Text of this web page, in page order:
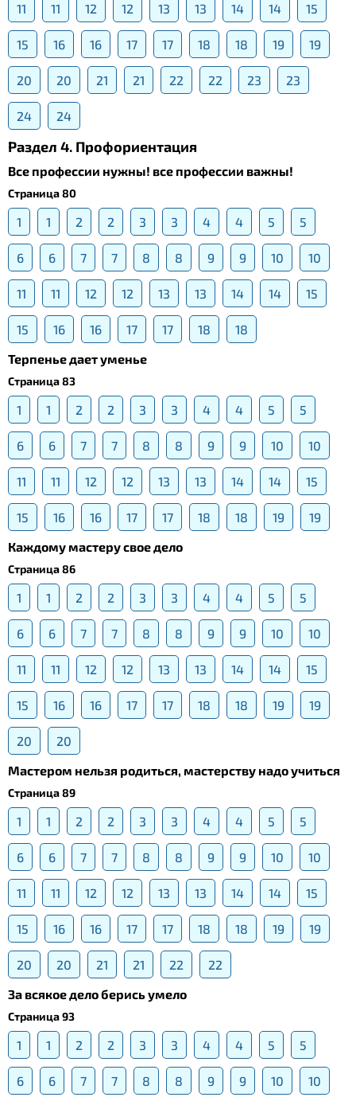
11 11 12 12 13 13 14 14 15
15 16 16 17 17 18 18 19 19
20 20 21 21 22 22 23 23
24 24
Раздел 4. Профориентация
Все профессии нужны! все профессии важны!
Страница 80
1 1 2 2 3 3 4 4 5 5
6 6 7 7 8 8 9 9 10 10
11 11 12 12 13 13 14 14 15
15 16 16 17 17 18
18
Терпенье дает уменье
Страница 83
1 1 2 2 3 3 4 4 5 5
6 6 7 7 8 8 9 9 10 10
11 11 12 12 13 13 14 14 15
15 16 16 17 17 18 18 19
19
Каждому мастеру свое дело
Страница 86
1 1 2 2 3 3 4 4 5 5
6 6 7 7 8 8 9 9 10 10
11 11 12 12 13 13 14 14 15
15 16 16 17 17 18 18 19 19
20
20
Мастером нельзя родиться, мастерству надо учиться
Страница 89
1 1 2 2 3 3 4 4 5 5
6 6 7 7 8 8 9 9 10 10
11 11 12 12 13 13 14 14 15
15 16 16 17 17 18 18 19 19
20 20 21 21 22
22
За всякое дело берись умело
Страница 93
1 1 2 2 3 3 4 4 5 5
6 6 7 7 8 8 9 9 10 10